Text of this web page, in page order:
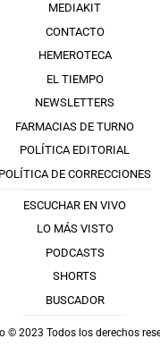
MEDIAKIT
CONTACTO
HEMEROTECA
EL TIEMPO
NEWSLETTERS
FARMACIAS DE TURNO
POLÍTICA EDITORIAL
POLÍTICA DE CORRECCIONES
ESCUCHAR EN VIVO
LO MÁS VISTO
PODCASTS
SHORTS
BUSCADOR
© 2023 Todos los derechos